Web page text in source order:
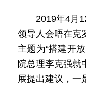
2019年4月
领导人会晤在克
主题为“搭建开
院总理李克强
展提出建议，一